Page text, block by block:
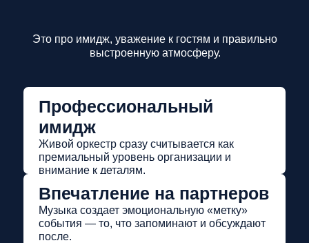
Это про имидж, уважение к гостям и правильно
выстроенную атмосферу.
Профессиональный
имидж
Живой оркестр сразу считывается как
премиальный уровень организации и
внимание к деталям.
Впечатление на партнеров
Музыка создает эмоциональную «метку»
события — то, что запоминают и обсуждают
после.